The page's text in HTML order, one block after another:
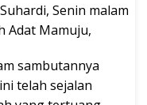
Senin malam
Adat Mamuju,
sambutannya
telah sejalan